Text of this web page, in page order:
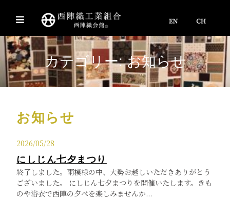
カテゴリー:お知らせ
お知らせ
2026/05/28
にしじん七夕まつり
終了しました。雨模様の中、大勢お越しいただきありがとう
ございました。 にしじん七夕まつりを開催いたします。きも
のや浴衣で西陣の夕べを楽しみませんか...